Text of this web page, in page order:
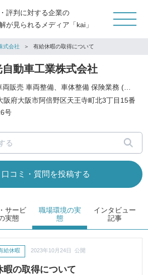
評判に対する企業の
が見られるメディア「kai」
式会社 有給休暇の取得について
自動車工業株式会社
車両販売 車両整備、車体整備 保険業務 (自動車保険、損害保険、生命保険) YouTubeチャンネル「八光自動車カーライフTV」企画・運営
阪府大阪市阿倍野区天王寺町北3丁目15番
号
口コミ・質問を投稿する
サービ
実態
職場環境の実
態
インタビュー
記事
暇の取得について
給休暇 2023年10月24日 公開